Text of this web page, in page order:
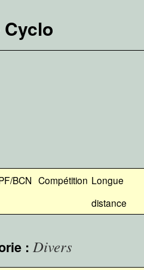
BCN Compétition Longue
distance
: Divers